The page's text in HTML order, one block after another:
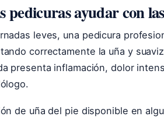
pedicuras ayudar con
leves, una pedicura
correctamente la uña y
presenta inflamación, dolor
de uña del pie disponible en